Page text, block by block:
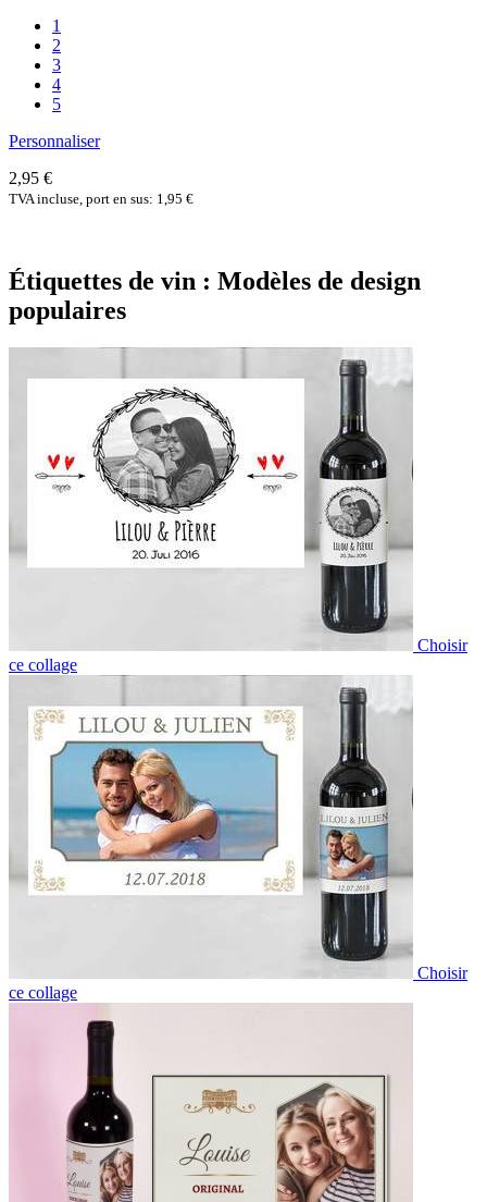
1
2
3
4
5
Personnaliser
2,95 €
TVA incluse, port en sus: 1,95 €
Étiquettes de vin : Modèles de design
populaires
Choisir
ce collage
Choisir
ce collage